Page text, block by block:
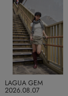
2026.08.07
LAGUA GEM